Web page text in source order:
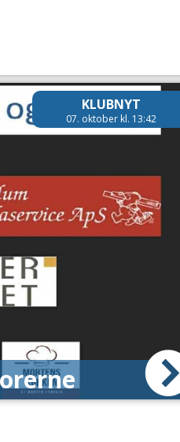
KLUBNYT
07. oktober kl. 13:42